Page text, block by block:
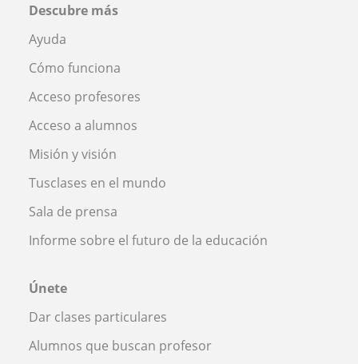
Descubre más
Ayuda
Cómo funciona
Acceso profesores
Acceso a alumnos
Misión y visión
Tusclases en el mundo
Sala de prensa
Informe sobre el futuro de la educación
Únete
Dar clases particulares
Alumnos que buscan profesor